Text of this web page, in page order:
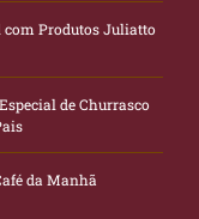
Produtos Juliatto
de Churrasco
da Manhã